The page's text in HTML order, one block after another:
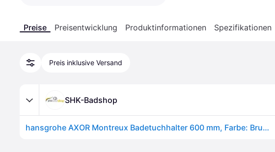
Preise Preisentwicklung Produktinformationen Spezifikationen
Preis inklusive Versand
SHK-Badshop
hansgrohe AXOR Montreux Badetuchhalter 600 mm, Farbe: Brushed Nickel